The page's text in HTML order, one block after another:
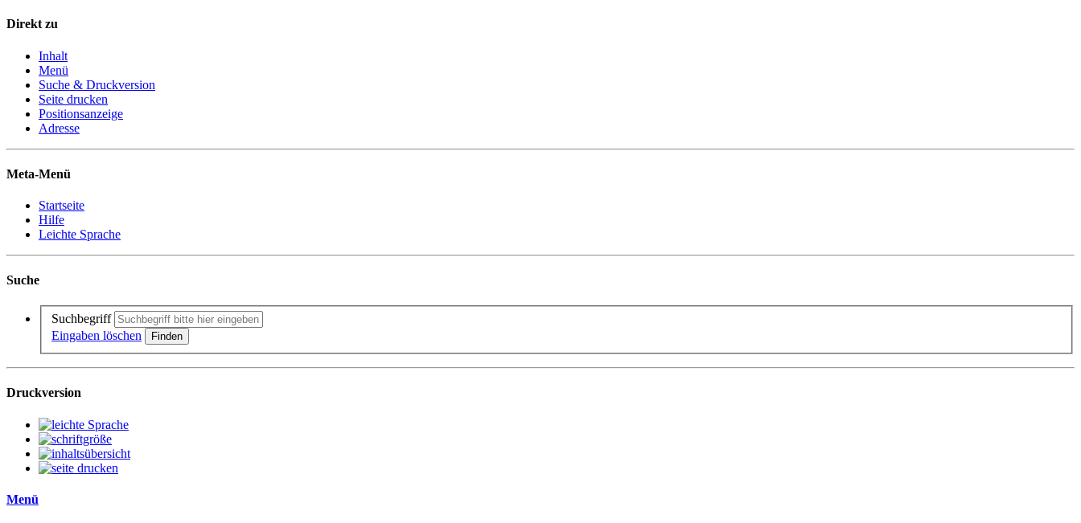
Direkt zu
Inhalt
Menü
Suche & Druckversion
Seite drucken
Positionsanzeige
Adresse
Meta-Menü
Startseite
Hilfe
Leichte Sprache
Suche
Suchbegriff
Eingaben löschen
Druckversion
Menü